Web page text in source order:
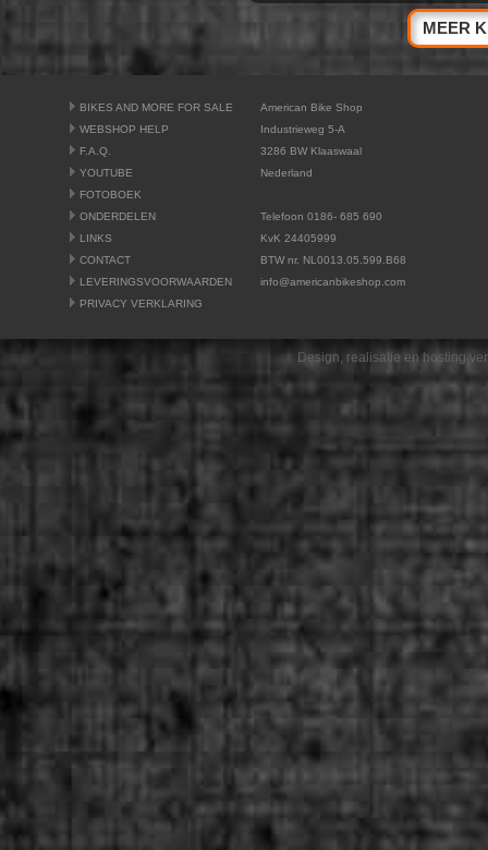
MEER
BIKES AND MORE FOR SALE
WEBSHOP HELP
F.A.Q.
YOUTUBE
FOTOBOEK
ONDERDELEN
LINKS
CONTACT
LEVERINGSVOORWAARDEN
PRIVACY VERKLARING
American Bike Shop
Industrieweg 5-A
3286 BW Klaaswaal
Nederland
Telefoon 0186- 685 690
KvK 24405999
BTW nr. NL0013.05.599.B68
info@americanbikeshop.com
Design, realisatie en hosting